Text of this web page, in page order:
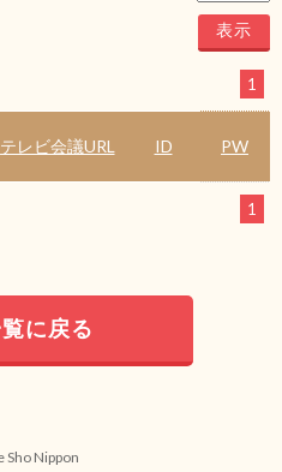
1
テレビ会議URL ID PW
1
に戻る
Nippon